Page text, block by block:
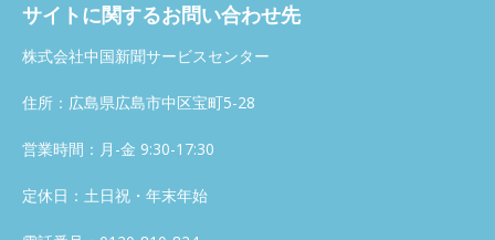
サイトに関するお問い合わせ先
株式会社中国新聞サービスセンター
住所：広島県広島市中区宝町5-28
営業時間：月-金 9:30-17:30
定休日：土日祝・年末年始